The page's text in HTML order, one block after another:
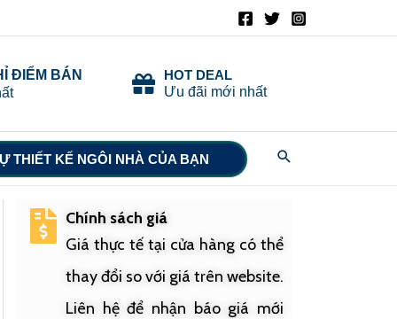
ĐIỂM BÁN
HOT DEAL
Ưu đãi mới nhất
THIẾT KẾ NGÔI NHÀ CỦA BẠN Search
Chính sách giá
Giá thực tế tại cửa hàng có thể
thay đổi so với giá trên website.
Liên hệ để nhận báo giá mới